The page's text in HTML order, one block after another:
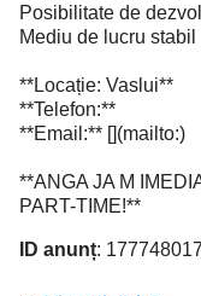
Posibilitate de
Mediu de lucru stabil
**Locație: Vaslui**
**Telefon:**
**Email:** [](mailto:)
**ANGA JA M
PART-TIME!**
ID anunț: